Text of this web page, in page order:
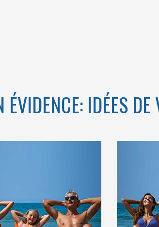
ÉVIDENCE: IDÉES